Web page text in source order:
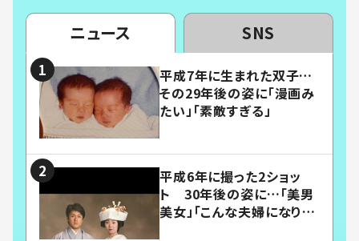
ニュース SNS
平成7年に生まれた双子…
その29年後の姿に「漫画み
たい」「素敵すぎる」
平成6年に撮った2ショッ
ト 30年後の姿に…「美男
美女」「こんな夫婦になりた